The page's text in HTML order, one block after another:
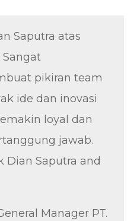
Saputra atas
pikiran team
ide dan inovasi
loyal dan
jawab.
Dian Saputra and
Manager PT.